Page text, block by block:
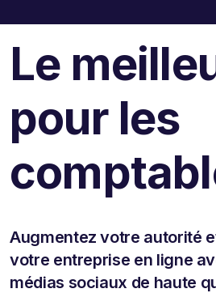
Le
pour les
Augmentez votre autorité
votre entreprise en ligne
médias sociaux de haute